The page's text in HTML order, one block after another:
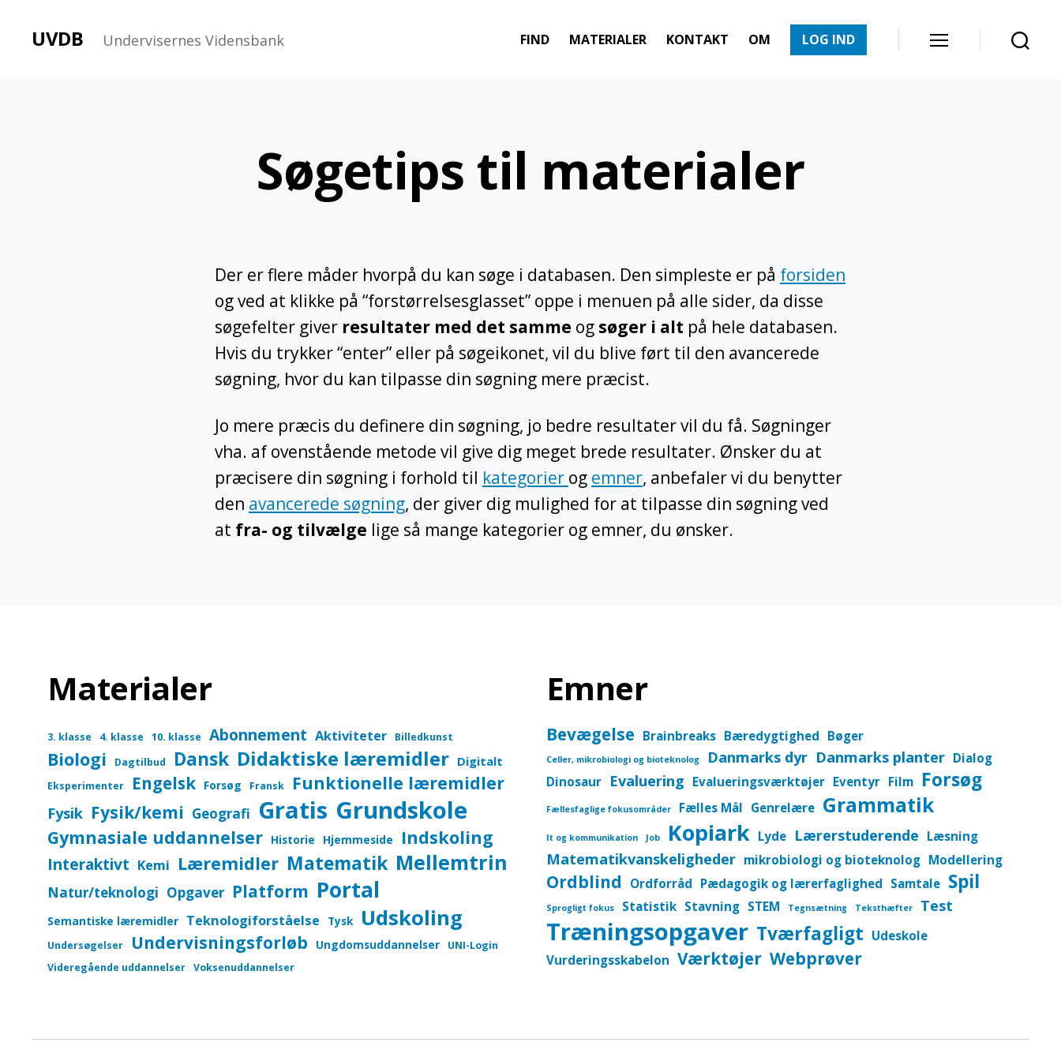
UVDB Undervisernes Vidensbank FIND MATERIALER KONTAKT OM LOG IND
Søgetips til materialer
Der er flere måder hvorpå du kan søge i databasen. Den simpleste er på forsiden
og ved at klikke på “forstørrelsesglasset” oppe i menuen på alle sider, da disse
søgefelter giver resultater med det samme og søger i alt på hele databasen.
Hvis du trykker “enter” eller på søgeikonet, vil du blive ført til den avancerede
søgning, hvor du kan tilpasse din søgning mere præcist.
Jo mere præcis du definere din søgning, jo bedre resultater vil du få. Søgninger
vha. af ovenstående metode vil give dig meget brede resultater. Ønsker du at
præcisere din søgning i forhold til kategorier og emner, anbefaler vi du benytter
den avancerede søgning, der giver dig mulighed for at tilpasse din søgning ved
at fra- og tilvælge lige så mange kategorier og emner, du ønsker.
Materialer
3. klasse 4. klasse 10. klasse Abonnement Aktiviteter Billedkunst
Biologi Dagtilbud Dansk Didaktiske læremidler Digitalt
Eksperimenter Engelsk Forsøg Fransk Funktionelle læremidler
Fysik Fysik/kemi Geografi Gratis Grundskole
Gymnasiale uddannelser Historie Hjemmeside Indskoling
Interaktivt Kemi Læremidler Matematik Mellemtrin
Natur/teknologi Opgaver Platform Portal
Semantiske læremidler Teknologiforståelse Tysk Udskoling
Undersøgelser Undervisningsforløb Ungdomsuddannelser
UNI-Login
Videregående uddannelser Voksenuddannelser
Emner
Bevægelse Brainbreaks Bæredygtighed Bøger
Celler, mikrobiologi og bioteknolog Danmarks dyr Danmarks planter Dialog
Dinosaur Evaluering Evalueringsværktøjer Eventyr Film Forsøg
Fællesfaglige fokusområder Fælles Mål Genrelære Grammatik
It og kommunikation Job Kopiark Lyde Lærerstuderende Læsning
Matematikvanskeligheder mikrobiologi og bioteknolog Modellering
Ordblind Ordforråd Pædagogik og lærerfaglighed Samtale Spil
Sprogligt fokus Statistik Stavning STEM Tegnsætning Teksthæfter Test
Træningsopgaver Tværfagligt Udeskole
Vurderingsskabelon Værktøjer Webprøver